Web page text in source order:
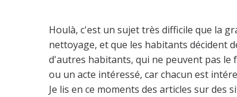
Houlà, c'est un sujet très difficile que la
nettoyage, et que les habitants décident
d'autres habitants, qui ne peuvent pas le
ou un acte intéressé, car chacun est
Je lis en ce moments des articles sur des